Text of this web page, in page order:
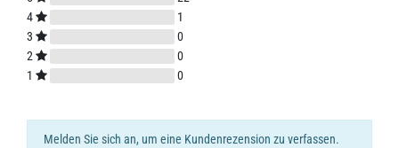
4
1
3
0
2
0
1
0
Melden Sie sich an, um eine Kundenrezension zu verfassen.